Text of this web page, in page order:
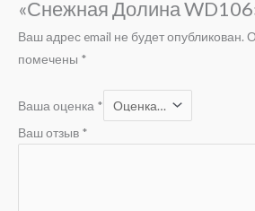
«Снежная Долина
Ваш адрес email не будет опубликован.
помечены *
Ваша оценка *
Ваш отзыв *